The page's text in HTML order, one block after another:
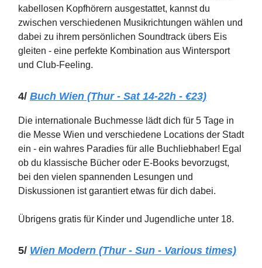
kabellosen Kopfhörern ausgestattet, kannst du
zwischen verschiedenen Musikrichtungen wählen und
dabei zu ihrem persönlichen Soundtrack übers Eis
gleiten - eine perfekte Kombination aus Wintersport
und Club-Feeling.
4/ Buch Wien (Thur - Sat 14-22h - €23)
Die internationale Buchmesse lädt dich für 5 Tage in
die Messe Wien und verschiedene Locations der Stadt
ein - ein wahres Paradies für alle Buchliebhaber! Egal
ob du klassische Bücher oder E-Books bevorzugst,
bei den vielen spannenden Lesungen und
Diskussionen ist garantiert etwas für dich dabei.
Übrigens gratis für Kinder und Jugendliche unter 18.
5/ Wien Modern (Thur - Sun - Various times)